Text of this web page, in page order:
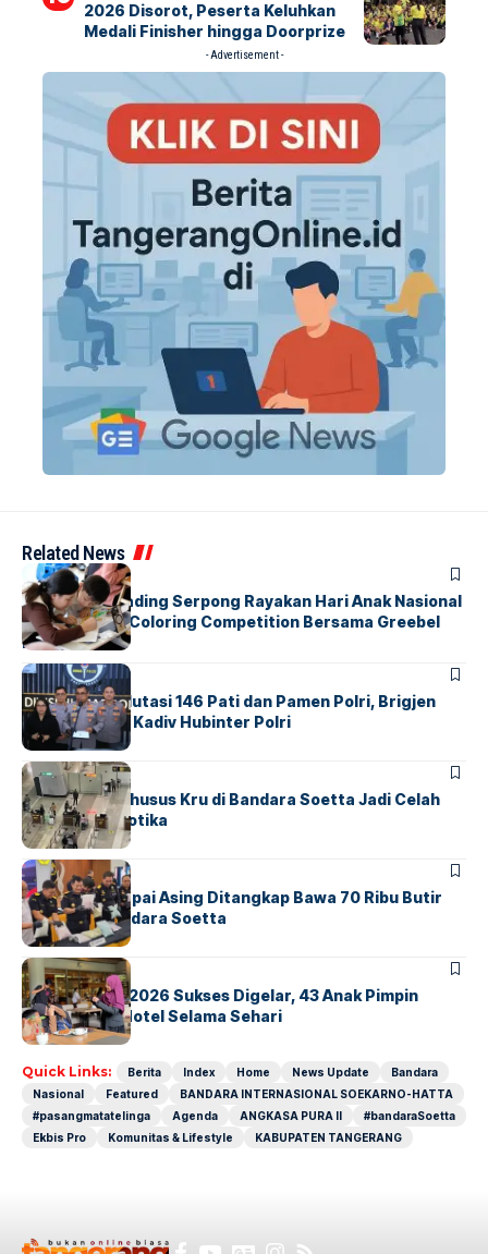
2026 Disorot, Peserta Keluhkan
Medali Finisher hingga Doorprize
- Advertisement -
Related News
BERITAINDEX
Atria Hotel Gading Serpong Rayakan Hari Anak Nasional
Lewat Family Coloring Competition Bersama Greebel
Indonesia
BERITA
Mabes Polri Mutasi 146 Pati dan Pamen Polri, Brigjen
Untung Jabat Kadiv Hubinter Polri
BANDARABERITA
Ketika Jalur Khusus Kru di Bandara Soetta Jadi Celah
Sindikat Narkotika
BANDARA BERITA
Kopilot Maskapai Asing Ditangkap Bawa 70 Ribu Butir
Ekstasi di Bandara Soetta
BERITAINDEX
GM For A Day 2026 Sukses Digelar, 43 Anak Pimpin
Operasional Hotel Selama Sehari
Quick Links: Berita Index Home News Update
Bandara
Nasional
Featured
BANDARA INTERNASIONAL SOEKARNO-HATTA
#pasangmatatelinga
Agenda ANGKASA PURA II
#bandaraSoetta
Ekbis Pro
Komunitas & Lifestyle KABUPATEN TANGERANG